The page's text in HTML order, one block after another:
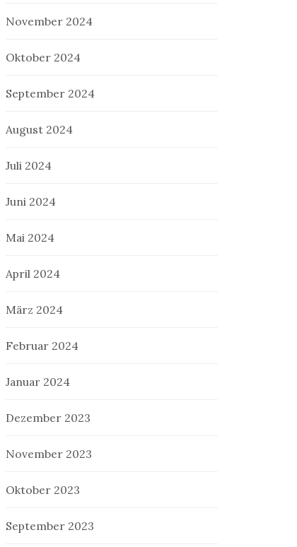
November 2024
Oktober 2024
September 2024
August 2024
Juli 2024
Juni 2024
Mai 2024
April 2024
März 2024
Februar 2024
Januar 2024
Dezember 2023
November 2023
Oktober 2023
September 2023